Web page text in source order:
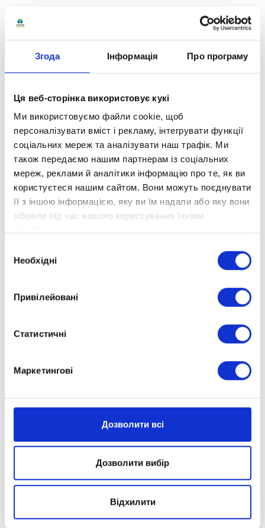
Згода Інформація Про програму
Ця веб-сторінка використовує кукі
Ми використовуємо файли cookie, щоб
персоналізувати вміст і рекламу, інтегрувати функції
соціальних мереж та аналізувати наш трафік. Ми
також передаємо нашим партнерам із соціальних
мереж, реклами й аналітики інформацію про те, як ви
користуєтеся нашим сайтом. Вони можуть поєднувати
її з іншою інформацією, яку ви їм надали або яку вони
зібрали під час вашого користування їхніми
згоди
Необхідні
Привілейовані
Статистичні
Маркетингові
Дозволити всі
Дозволити вибір
Відхилити